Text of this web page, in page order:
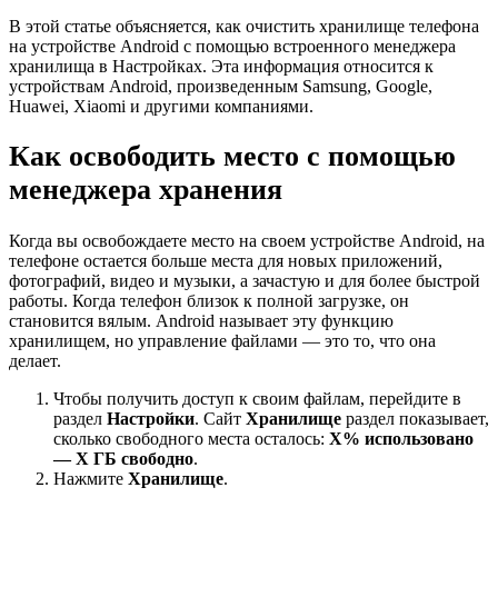
В этой статье объясняется, как очистить хранилище телефона
на устройстве Android с помощью встроенного менеджера
хранилища в Настройках. Эта информация относится к
устройствам Android, произведенным Samsung, Google,
Huawei, Xiaomi и другими компаниями.
Как освободить место с помощью
менеджера хранения
Когда вы освобождаете место на своем устройстве Android, на
телефоне остается больше места для новых приложений,
фотографий, видео и музыки, а зачастую и для более быстрой
работы. Когда телефон близок к полной загрузке, он
становится вялым. Android называет эту функцию
хранилищем, но управление файлами — это то, что она
делает.
Чтобы получить доступ к своим файлам, перейдите в
раздел Настройки. Сайт Хранилище раздел показывает,
сколько свободного места осталось: X% использовано
— X ГБ свободно.
Нажмите Хранилище.